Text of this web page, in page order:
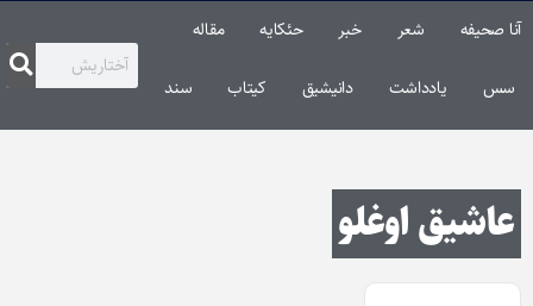
آنا صحیفه شعر خبر حئکایه مقاله‌
سس یادداشت دانیشیق کیتاب سند
عاشیق اوغلو